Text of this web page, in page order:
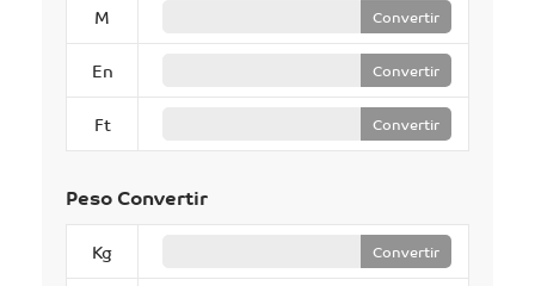
M Convertir
En Convertir
Ft Convertir
Peso Convertir
Kg Convertir